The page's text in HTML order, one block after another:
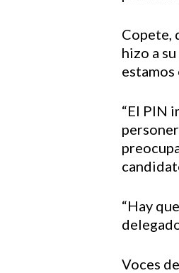
Copete,
hizo a
estamos
“El PIN
“Hay
Voces